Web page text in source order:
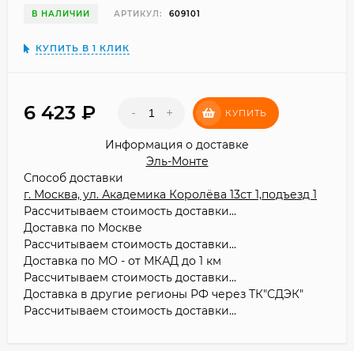
В НАЛИЧИИ АРТИКУЛ: 609101
КУПИТЬ В 1 КЛИК
6 423 - + КУПИТЬ
Информация о доставке
Эль-Монте
Способ доставки
г. Москва, ул. Академика Королёва 13ст 1,подъезд 1
Рассчитываем стоимость доставки...
Доставка по Москве
Рассчитываем стоимость доставки...
Доставка по МО - от МКАД до 1 км
Рассчитываем стоимость доставки...
Доставка в другие регионы РФ через ТК"СДЭК"
Рассчитываем стоимость доставки...